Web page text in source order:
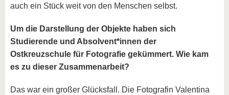
auch ein Stück weit von den Menschen selbst.
Um die Darstellung der Objekte haben sich
Studierende und Absolvent*innen der
Ostkreuzschule für Fotografie gekümmert. Wie kam
es zu dieser Zusammenarbeit?
Das war ein großer Glücksfall. Die Fotografin Valentina